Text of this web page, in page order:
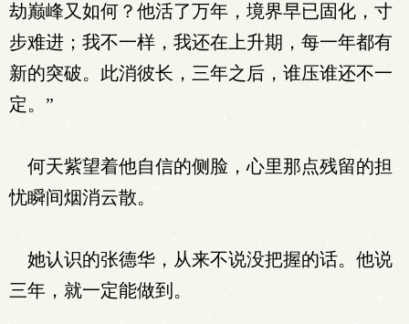
劫巅峰又如何？他活了万年，境界早已固化，寸
步难进；我不一样，我还在上升期，每一年都有
新的突破。此消彼长，三年之后，谁压谁还不一
定。”
何天紫望着他自信的侧脸，心里那点残留的担
忧瞬间烟消云散。
她认识的张德华，从来不说没把握的话。他说
三年，就一定能做到。